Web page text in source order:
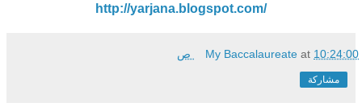
http://yarjana.blogspot.com/
My Baccalaureateat 10:24:00 ص
مشاركة